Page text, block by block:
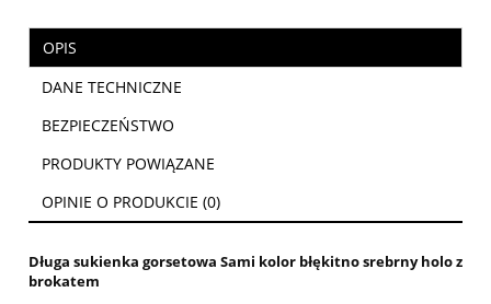
OPIS
DANE TECHNICZNE
BEZPIECZEŃSTWO
PRODUKTY POWIĄZANE
OPINIE O PRODUKCIE (0)
Długa sukienka gorsetowa Sami kolor błękitno srebrny holo z
brokatem